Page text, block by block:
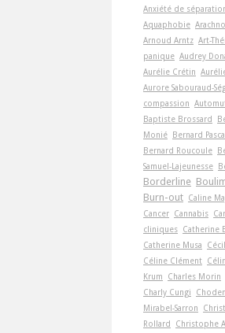
Anxiété de
Aquaphobie
Arnoud Arntz Art-
panique Audrey
Aurélie Crétin
Aurore Sabouraud-
compassion
Baptiste Brossard
Monié Bernard
Bernard Roucoule
Samuel-Lajeunesse
Borderline
Burn-out Caline
Cancer Cannabis
cliniques Catherine
Catherine Musa
Céline Clément
Krum
Charles Morin
Charly Cungi
Choden
Mirabel-Sarron
Rollard
Christophe